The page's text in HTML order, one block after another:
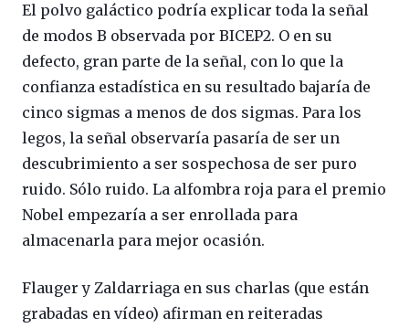
El polvo galáctico podría explicar toda la señal
de modos B observada por BICEP2. O en su
defecto, gran parte de la señal, con lo que la
confianza estadística en su resultado bajaría de
cinco sigmas a menos de dos sigmas. Para los
legos, la señal observaría pasaría de ser un
descubrimiento a ser sospechosa de ser puro
ruido. Sólo ruido. La alfombra roja para el premio
Nobel empezaría a ser enrollada para
almacenarla para mejor ocasión.
Flauger y Zaldarriaga en sus charlas (que están
grabadas en vídeo) afirman en reiteradas